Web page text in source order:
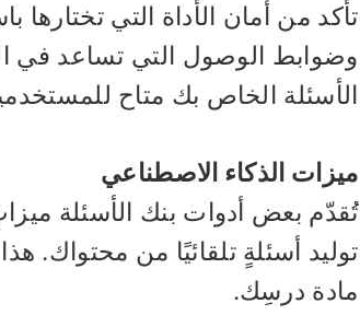
تأكد من أمان الأداة التي
وضوابط الوصول التي تساعد في
الأسئلة الخاص بك متاح
ميزات الذكاء الاصطناعي
تُقدّم بعض أدوات بنك الأسئلة
توليد أسئلةٍ تلقائيًا من محتواك.
مادة درسِك.